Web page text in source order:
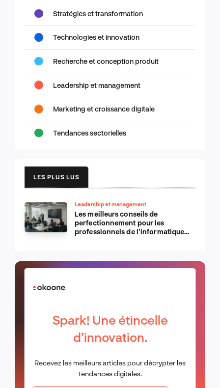
Stratégies et transformation
Technologies et innovation
Recherche et conception produit
Leadership et management
Marketing et croissance digitale
Tendances sectorielles
LES PLUS LUS
Leadership et management
Les meilleurs conseils de
perfectionnement pour les
professionnels de l’informatique
Spark! Une étincelle
d’innovation.
Recevez les meilleurs articles pour décrypter les
tendances digitales.